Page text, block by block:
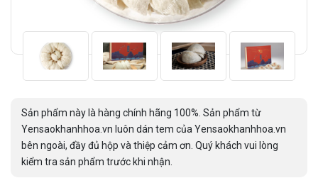
Sản phẩm này là hàng chính hãng 100%. Sản phẩm từ
Yensaokhanhhoa.vn luôn dán tem của Yensaokhanhhoa.vn
bên ngoài, đầy đủ hộp và thiệp cảm ơn. Quý khách vui lòng
kiểm tra sản phẩm trước khi nhận.